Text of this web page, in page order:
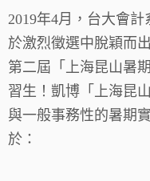
2019年4月，台大會
於激烈徵選中脫穎而
第二屆「上海昆山暑
習生！ 凱博「上海昆
與一般事務性的暑期
於：